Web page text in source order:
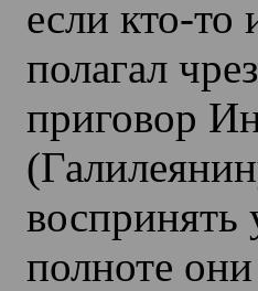
если кто-то
полагал
приговор
воспринять
полноте